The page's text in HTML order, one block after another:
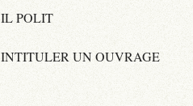
IL POLIT
INTITULER UN OUVRAGE